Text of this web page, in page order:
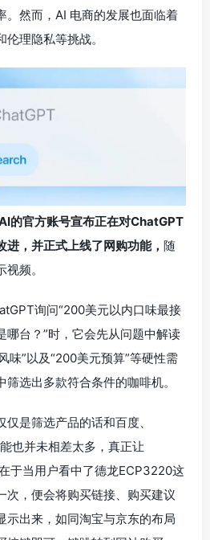
。然而，AI 电商的发展也面临着
理隐私等挑战。
的官方账号宣布正在对ChatGPT
，并正式上线了网购功能， 随
频。
询问“200美元以内口味最接
哪台？”时，它会先从问题中解读
味”以及“200美元预算”等硬性需
选出多款符合条件的咖啡机。
是筛选产品的话和百度、
也并未相差太多，真正让
于当用户看中了德龙ECP3220这
次，便会将购买链接、购买建议
示出来，如同淘宝与京东的布局